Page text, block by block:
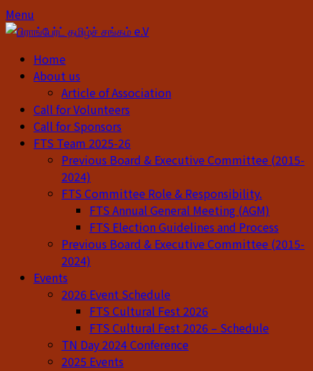
Skip
to
Skip
to
Menu
Home
About us
Article of Association
Call for Volunteers
Call for Sponsors
FTS Team 2025-26
Previous Board & Executive Committee (2015-
2024)
FTS Committee Role & Responsibility.
FTS Annual General Meeting (AGM)
FTS Election Guidelines and Process
Previous Board & Executive Committee (2015-
2024)
Events
2026 Event Schedule
FTS Cultural Fest 2026
FTS Cultural Fest 2026 – Schedule
TN Day 2024 Conference
2025 Events